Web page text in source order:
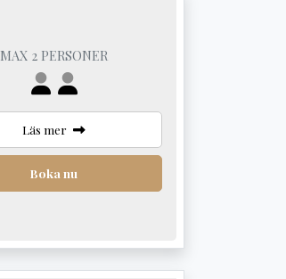
MAX 2 PERSONER
Läs mer
Boka nu